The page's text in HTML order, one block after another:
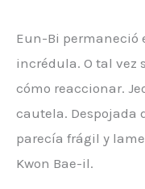
Eun-Bi permaneció
incrédula. O tal vez
cómo reaccionar.
cautela. Despojada
parecía frágil y
Kwon Bae-il.